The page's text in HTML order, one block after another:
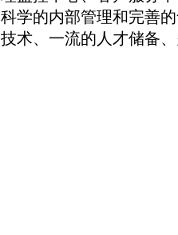
科学的内部管理和完善
技术、一流的人才储备